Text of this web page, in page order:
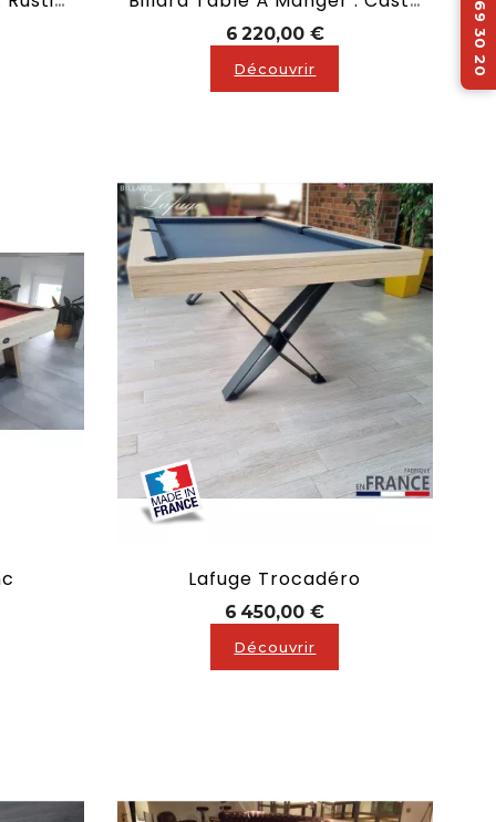
6 220,00 €Prix
Découvrir
Lafuge Trocadéro
6 450,00 €Prix
Découvrir